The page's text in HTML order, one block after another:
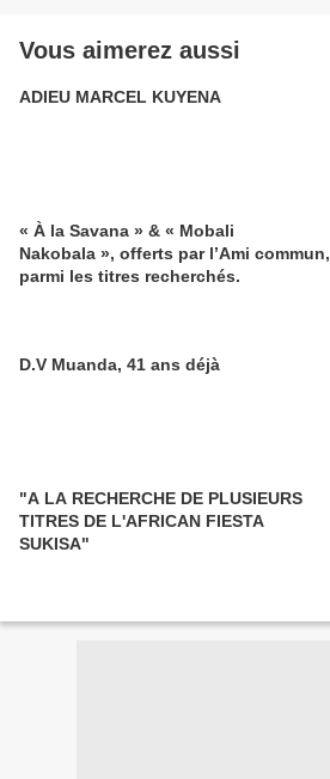
Vous aimerez aussi
ADIEU MARCEL KUYENA
« À la Savana » & « Mobali
Nakobala », offerts par l’Ami commun,
parmi les titres recherchés.
D.V Muanda, 41 ans déjà
"A LA RECHERCHE DE PLUSIEURS
TITRES DE L'AFRICAN FIESTA
SUKISA"